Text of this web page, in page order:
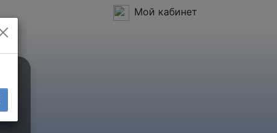
Мой кабинет